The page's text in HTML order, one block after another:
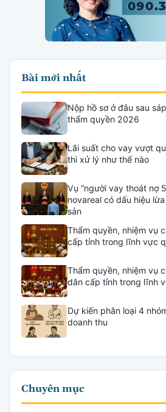
Bài mới nhất
Nộp hồ sơ ở đâu sau
thẩm quyền 2026
Lãi suất cho vay vượt
thì xử lý như thế nào
Vụ “người vay thoát nợ
novareal có dấu hiệu
sản
Thẩm quyền, nhiệm vụ
cấp tỉnh trong lĩnh vực
Thẩm quyền, nhiệm vụ
dân cấp tỉnh trong lĩnh
Dự kiến phân loại 4
doanh thu
Chuyên mục